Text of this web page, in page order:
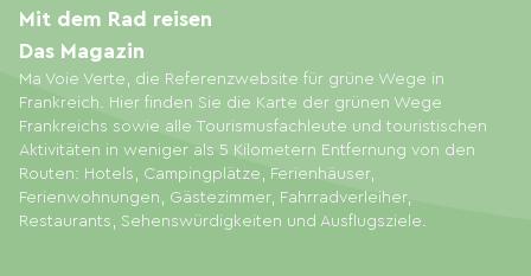
Ma Voie Verte, die Referenzwebsite für grüne Wege in
Frankreich. Hier finden Sie die Karte der grünen Wege
Frankreichs sowie alle Tourismusfachleute und touristischen
Aktivitäten in weniger als 5 Kilometern Entfernung von den
Routen: Hotels, Campingplätze, Ferienhäuser,
Ferienwohnungen, Gästezimmer, Fahrradverleiher,
Restaurants, Sehenswürdigkeiten und Ausflugsziele.
Mit dem Rad reisen
Das Magazin